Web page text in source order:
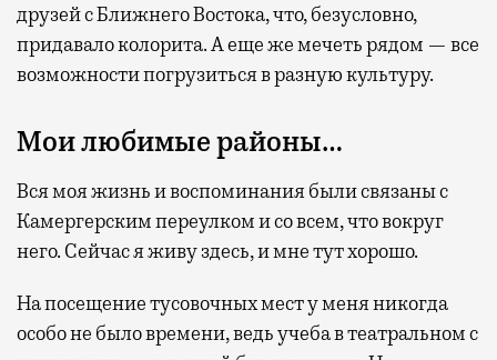
друзей с Ближнего Востока, что, безусловно,
придавало колорита. А еще же мечеть рядом — все
возможности погрузиться в разную культуру.
Мои любимые районы…
Вся моя жизнь и воспоминания были связаны с
Камергерским переулком и со всем, что вокруг
него. Сейчас я живу здесь, и мне тут хорошо.
На посещение тусовочных мест у меня никогда
особо не было времени, ведь учеба в театральном с